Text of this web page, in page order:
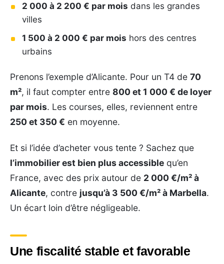
2 000 à 2 200 € par mois dans les grandes
villes
1 500 à 2 000 € par mois hors des centres
urbains
Prenons l’exemple d’Alicante. Pour un T4 de 70
m², il faut compter entre 800 et 1 000 € de loyer
par mois. Les courses, elles, reviennent entre
250 et 350 € en moyenne.
Et si l’idée d’acheter vous tente ? Sachez que
l’immobilier est bien plus accessible qu’en
France, avec des prix autour de 2 000 €/m² à
Alicante, contre jusqu’à 3 500 €/m² à Marbella.
Un écart loin d’être négligeable.
Une fiscalité stable et favorable